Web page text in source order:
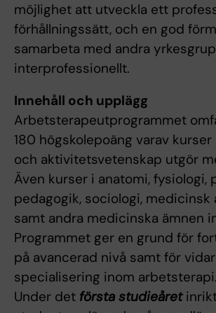
möjlighet att utveckla ett
förhållningssätt, och en god
samarbeta med andra
interprofessionellt.
Innehåll och upplägg
Arbetsterapeutprogrammet
180 högskolepoäng varav
och aktivitetsvetenskap utgör
Även kurser i anatomi, fysiologi,
pedagogik, sociologi, medicinsk
samt andra medicinska ämnen
Programmet ger en grund för
på avancerad nivå samt för
specialisering inom arbetsterapi.
Under det första studieåret